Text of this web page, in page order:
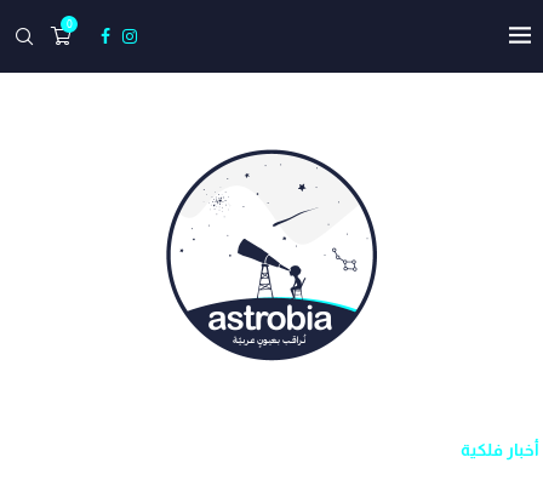
0
أخبار فلكية